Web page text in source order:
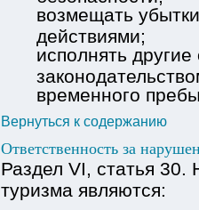
возмещать
действиями;
исполнять
временного
Вернуться к содержанию
Ответственность за
Раздел VI, статья 30.
туризма являются: